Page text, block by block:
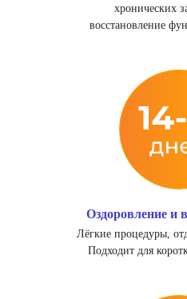
хронических
восстановление
Оздоровление и
Лёгкие процедуры,
Подходит для